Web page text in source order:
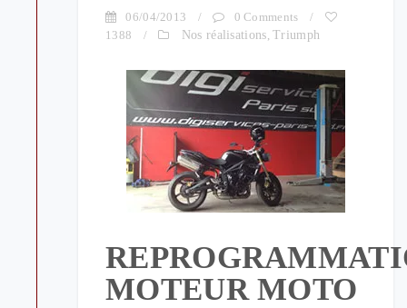
06/04/2013 / 0 Comments
/
1388
/ Nos réalisations,Triumph
MOTEUR MOTO